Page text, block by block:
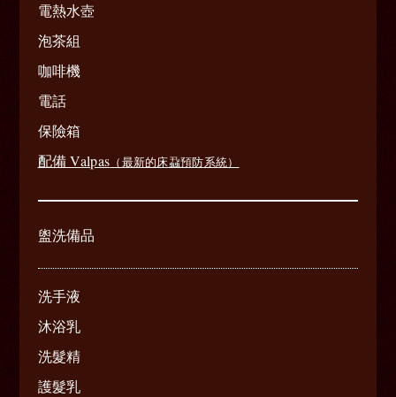
電熱水壺
泡茶組
咖啡機
電話
保險箱
配備 Valpas （最新的床蝨預防系統）
盥洗備品
洗手液
沐浴乳
洗髮精
護髮乳